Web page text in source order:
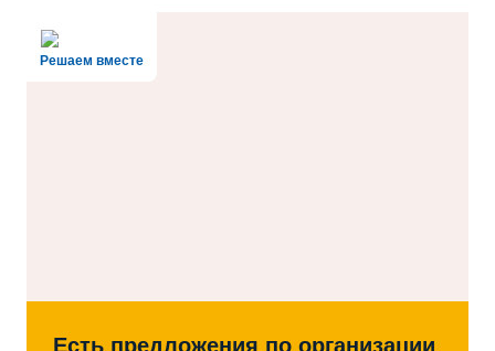
Решаем вместе
Есть предложения по организации